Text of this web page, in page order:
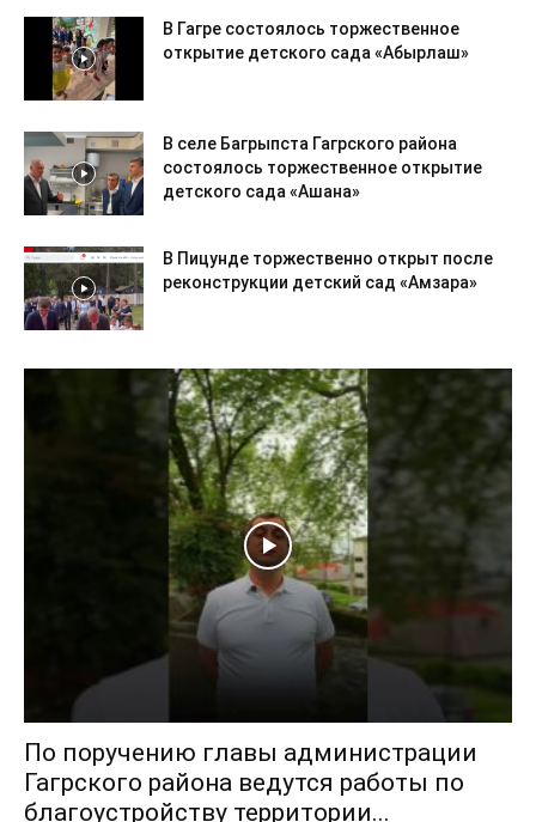
В Гагре состоялось торжественное
открытие детского сада «Абырлаш»
В селе Багрыпста Гагрского района
состоялось торжественное открытие
детского сада «Ашана»
В Пицунде торжественно открыт после
реконструкции детский сад «Амзара»
По поручению главы администрации
Гагрского района ведутся работы по
благоустройству территории...